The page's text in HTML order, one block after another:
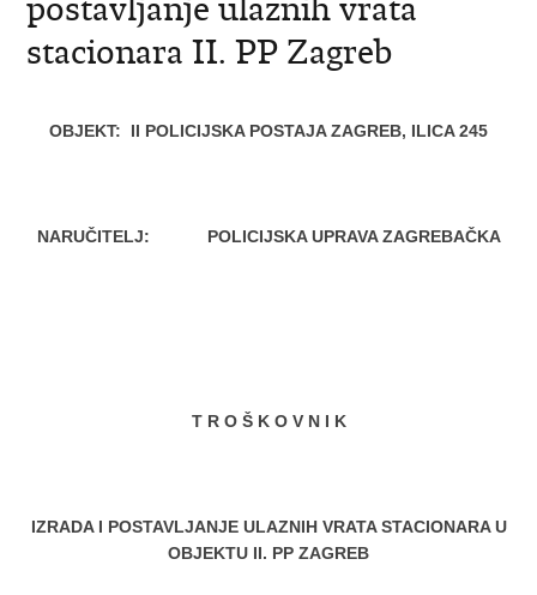
stacionara II. PP Zagreb
OBJEKT: II POLICIJSKA POSTAJA ZAGREB, ILICA 245
NARUČITELJ: POLICIJSKA UPRAVA ZAGREBAČKA
T R O Š K O V N I K
IZRADA I POSTAVLJANJE ULAZNIH VRATA STACIONARA U
OBJEKTU II. PP ZAGREB